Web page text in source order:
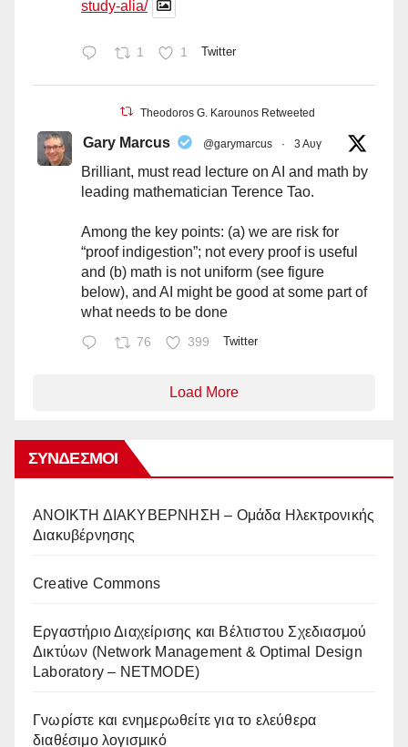
study-alia/
1 1 Twitter
Theodoros G. Karounos Retweeted
Gary Marcus @garymarcus · 3 Αυγ
Brilliant, must read lecture on AI and math by
leading mathematician Terence Tao.
Among the key points: (a) we are risk for
“proof indigestion”; not every proof is useful
and (b) math is not uniform (see figure
below), and AI might be good at some part of
what needs to be done
76 399 Twitter
Load More
ΣΎΝΔΕΣΜΟΙ
AΝΟΙΚΤΗ ΔΙΑΚΥΒΕΡΝΗΣΗ – Ομάδα Ηλεκτρονικής
Διακυβέρνησης
Creative Commons
Eργαστήριο Διαχείρισης και Βέλτιστου Σχεδιασμού
Δικτύων (Network Management & Optimal Design
Laboratory – NETMODE)
Γνωρίστε και ενημερωθείτε για το ελεύθερα
διαθέσιμο λογισμικό